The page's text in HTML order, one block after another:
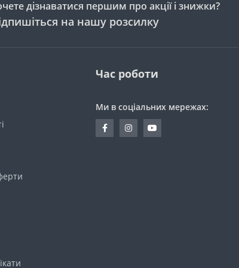
дізнаватися першим про акції і знижки?
на нашу розсилку
Час роботи
Ми в соціальних мережах: